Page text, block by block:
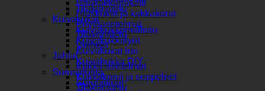
Tilakoristelu
Kuivakukat
Kuivakukkamallisto
Kuivakukkatyöt
Kuivakukat irto
Kuivakukka DIY
Surusidonta
Surulaitteet
Hääkukkapaketit
Hiuskukat ja kukkakorut
Pöytäasetelmat
Tilakoristelu
Vieheet
Juhlat
Kukka-asetelmat
Kukkakorut ja seppeleet
Tilakoristelu